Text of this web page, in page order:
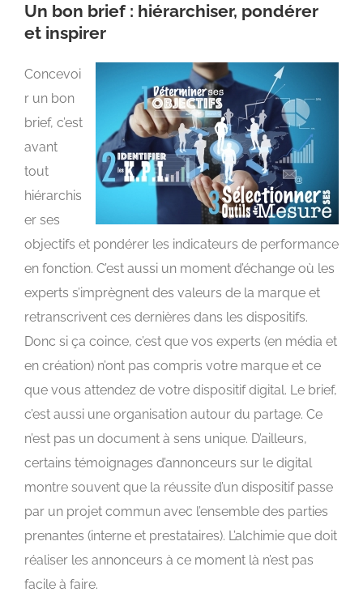
Un bon brief : hiérarchiser, pondérer
et inspirer
Concevoi
r un bon
brief, c’est
avant
tout
hiérarchis
er ses
objectifs et pondérer les indicateurs de performance
en fonction. C’est aussi un moment d’échange où les
experts s’imprègnent des valeurs de la marque et
retranscrivent ces dernières dans les dispositifs.
Donc si ça coince, c’est que vos experts (en média et
en création) n’ont pas compris votre marque et ce
que vous attendez de votre dispositif digital. Le brief,
c’est aussi une organisation autour du partage. Ce
n’est pas un document à sens unique. D’ailleurs,
certains témoignages d’annonceurs sur le digital
montre souvent que la réussite d’un dispositif passe
par un projet commun avec l’ensemble des parties
prenantes (interne et prestataires). L’alchimie que doit
réaliser les annonceurs à ce moment là n’est pas
facile à faire.